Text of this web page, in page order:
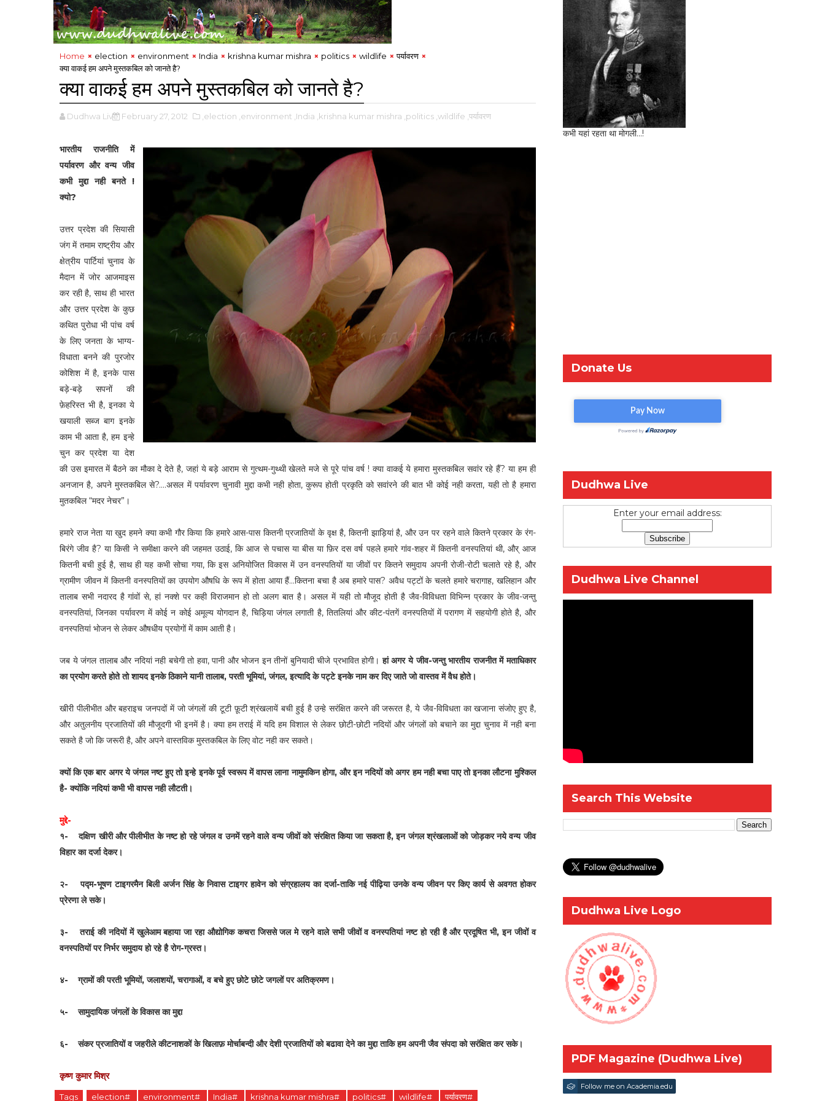
Home election environment India krishna kumar mishra politics wildlife
पर्यावरण
क्या वाकई हम अपने मुस्तकबिल को जानते है?
क्या वाकई हम अपने मुस्तकबिल को जानते है?
Dudhwa Live February 27, 2012 ,election ,environment ,India ,krishna kumar mishra ,politics ,wildlife ,पर्यावरण
भारतीय राजनीति में
पर्यावरण और वन्य जीव
कभी मुद्दा नही बनते !
क्यो?
उत्तर प्रदेश की सियासी
जंग में तमाम राष्ट्रीय और
क्षेत्रीय पार्टियां चुनाव के
मैदान में जोर आजमाइस
कर रही है, साथ ही भारत
और उत्तर प्रदेश के कुछ
कथित पुरोधा भी पांच वर्ष
के लिए जनता के भाग्य-
विधाता बनने की पुरजोर
कोशिश में है, इनके पास
बड़े-बड़े सपनों की
फ़ेहरिस्त भी है, इनका ये
खयाली सब्ज बाग इनके
काम भी आता है, हम इन्हे
चुन कर प्रदेश या देश
की उस इमारत में बैठने का मौका दे देते है, जहां ये बड़े आराम से गुत्थम-गुथ्थी खेलते मजे से पूरे पांच वर्ष ! क्या वाकई ये हमारा मुस्तकबिल सवांर रहे हैं? या हम ही
अनजान है, अपने मुस्तकबिल से?....असल में पर्यावरण चुनावी मुद्दा कभी नही होता, कुरूप होती प्रकृति को सवांरने की बात भी कोई नही करता, यही तो है हमारा
मुतकबिल “मदर नेचर”।
हमारे राज नेता या खुद हमने क्या कभी गौर किया कि हमारे आस-पास कितनी प्रजातियों के वृक्ष है, कितनी झाड़ियां है, और उन पर रहने वाले कितने प्रकार के रंग-
बिरंगे जीव है? या किसी ने समीक्षा करने की जहमत उठाई, कि आज से पचास या बीस या फ़िर दस वर्ष पहले हमारे गांव-शहर में कितनी वनस्पतियां थी, और् आज
कितनी बची हुई है, साथ ही यह कभी सोचा गया, कि इस अनियोजित विकास में उन वनस्पतियों या जीवों पर कितने समुदाय अपनी रोजी-रोटी चलाते रहे है, और
ग्रामीण जीवन में कितनी वनस्पतियों का उपयोग औषधि के रूप में होता आया हैं...कितना बचा है अब हमारे पास? अवैध पट्टों के चलते हमारे चरागाह, खलिहान और
तालाब सभी नदारद है गांवों से, हां नक्शे पर कही विराजमान हो तो अलग बात है। असल में यही तो मौजूद होती है जैव-विविधता विभिन्न प्रकार के जीव-जन्तु
वनस्पतियां, जिनका पर्यावरण में कोई न कोई अमूल्य योगदान है, चिड़िया जंगल लगाती है, तितलियां और कीट-पंतगें वनस्पतियों में परागण में सहयोगी होते है, और
वनस्पतियां भोजन से लेकर औषधीय प्रयोगों में काम आती है।
जब ये जंगल तालाब और नदियां नही बचेगी तो हवा, पानी और भोजन इन तीनों बुनियादी चीजे प्रभावित होगी।हां अगर ये जीव-जन्तु भारतीय राजनीत में मताधिकार
का प्रयोग करते होते तो शायद इनके ठिकाने यानी तालाब, परती भूमियां, जंगल, इत्यादि के पट्टे इनके नाम कर दिए जाते जो वास्तव में वैध होते।
खीरी पीलीभीत और बहराइच जनपदों में जो जंगलों की टूटी फ़ूटी श्रंखलायें बची हुई है उन्हे सरंक्षित करने की जरूरत है, ये जैव-विविधता का खजाना संजोए हुए है,
और अतुलनीय प्रजातियों की मौजूदगी भी इनमें है। क्या हम तराई में यदि हम विशाल से लेकर छोटी-छोटी नदियों और जंगलों को बचाने का मुद्दा चुनाव में नही बना
सकते है जो कि जरूरी है, और अपने वास्तविक मुस्तकबिल के लिए वोट नही कर सकते।
क्यों कि एक बार अगर ये जंगल नष्ट हुए तो इन्हे इनके पूर्व स्वरूप में वापस लाना नामुमकिन होगा, और इन नदियों को अगर हम नही बचा पाए तो इनका लौटना मुश्किल
है- क्योंकि नदियां कभी भी वापस नही लौटती।
मुद्दे-
१- दक्षिण खीरी और पीलीभीत के नष्ट हो रहे जंगल व उनमें रहने वाले वन्य जीवों को संरक्षित किया जा सकता है, इन जंगल श्रंखलाओं को जोड़कर नये वन्य जीव
विहार का दर्जा देकर।
२- पद्म-भूषण टाइगरमैन बिली अर्जन सिंह के निवास टाइगर हावेन को संग्रहालय का दर्जा-ताकि नई पीढ़िया उनके वन्य जीवन पर किए कार्य से अवगत होकर
प्रेरणा ले सके।
३- तराई की नदियों में खुलेआम बहाया जा रहा औद्योगिक कचरा जिससे जल मे रहने वाले सभी जीवों व वनस्पतियां नष्ट हो रही है और प्रदूषित भी, इन जीवों व
वनस्पतियों पर निर्भर समुदाय हो रहे है रोग-ग्रस्त।
४- ग्रामों की परती भूमियों, जलाशयों, चरागाओं, व बचे हुए छोटे छोटे जगलों पर अतिक्रमण।
५- सामुदायिक जंगलों के विकास का मुद्दा
६- संकर प्रजातियों व जहरीले कीटनाशकों के खिलाफ़ मोर्चाबन्दी और देशी प्रजातियों को बढावा देने का मुद्दा ताकि हम अपनी जैव संपदा को सरंक्षित कर सके।
कृष्ण कुमार मिश्र
Tags election# environment# India# krishna kumar mishra# politics# wildlife# पर्यावरण#
कभी यहां रहता था मोगली...!
Donate Us
Dudhwa Live
Enter your email address:
Dudhwa Live Channel
Search This Website
Dudhwa Live Logo
PDF Magazine (Dudhwa Live)
Follow me on Academia.edu